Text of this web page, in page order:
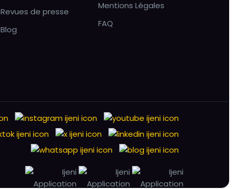
Revues de presse
Blog
Mentions Légales
FAQ